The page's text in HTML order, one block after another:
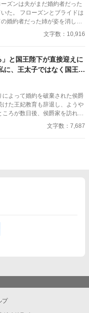
ズンは夫がまだ婚約者だった
た。 フローズンとブライドは
婚約者だった姉が姿を消して
での一年の夫婦の生活が始ま
文字数：10,916
と国王陛下が直接迎えに
に、王太子ではなく国王陛
文字数：7,687
プ